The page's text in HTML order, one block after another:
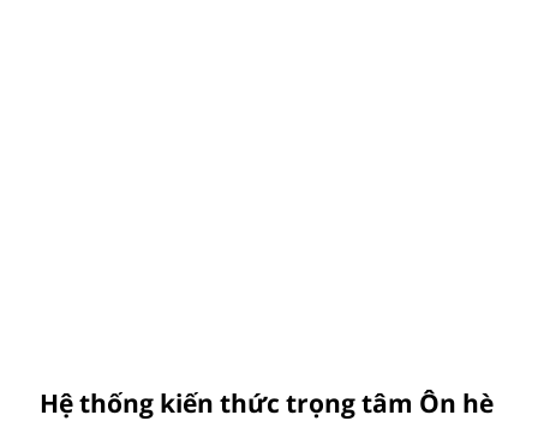
Hệ thống kiến thức trọng tâm Ôn hè